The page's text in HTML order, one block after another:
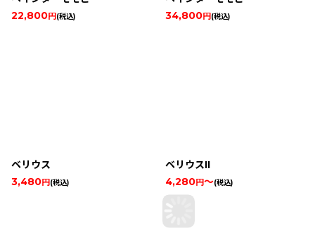
22,800円(税込) 34,800円(税込)
ベリウス
3,480円(税込)
ベリウスII
4,280円～(税込)